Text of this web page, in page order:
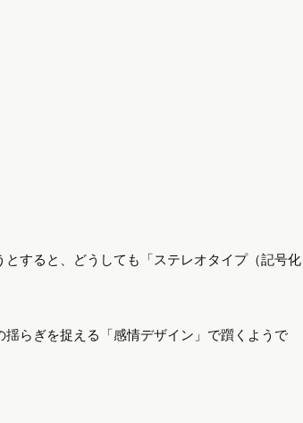
すると、どうしても「ステレオタイプ（記号化
らぎを捉える「感情デザイン」で躓くようで